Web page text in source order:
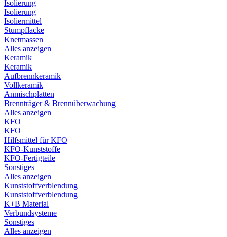
Isolierung
Isolierung
Isoliermittel
Stumpflacke
Knetmassen
Alles anzeigen
Keramik
Keramik
Aufbrennkeramik
Vollkeramik
Anmischplatten
Brennträger & Brennüberwachung
Alles anzeigen
KFO
KFO
Hilfsmittel für KFO
KFO-Kunststoffe
KFO-Fertigteile
Sonstiges
Alles anzeigen
Kunststoffverblendung
Kunststoffverblendung
K+B Material
Verbundsysteme
Sonstiges
Alles anzeigen